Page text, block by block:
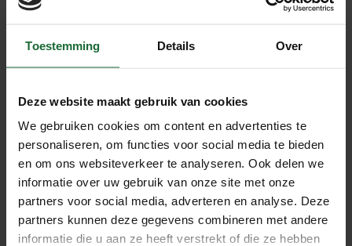
Toestemming Details Over
Deze website maakt gebruik van cookies
We gebruiken cookies om content en advertenties te
personaliseren, om functies voor social media te bieden
en om ons websiteverkeer te analyseren. Ook delen we
informatie over uw gebruik van onze site met onze
partners voor social media, adverteren en analyse. Deze
partners kunnen deze gegevens combineren met andere
informatie die u aan ze heeft verstrekt of die ze hebben
tweezijdige contactlijm of aan de wand te schroeven.
De prikwand kurkplaten zijn makkelijk te bevestigen. Je
bevestigen. Breng de lijm aan met een lijmroller of maak
gebruik van de spuitlijm. Check voor de juiste manier van
verwerken onzelijmwijzer, om problemen te voorkomen!
Belangrijk om de kurkplaten eerst te acclimatiseren en
vervolgens goed na te meten. Kan enkele millimeters
krimpen/uitzetten.